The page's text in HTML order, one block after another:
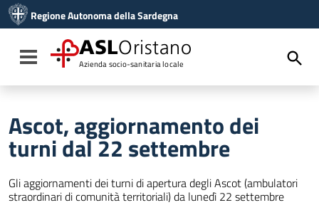
Vai al menu di navigazione
Vai al footer
Regione Autonoma della Sardegna
Toggle navigation
ASLOristano
Azienda socio-sanitaria locale
Ascot, aggiornamento dei
turni dal 22 settembre
Gli aggiornamenti dei turni di apertura degli Ascot (ambulatori
straordinari di comunità territoriali) da lunedì 22 settembre